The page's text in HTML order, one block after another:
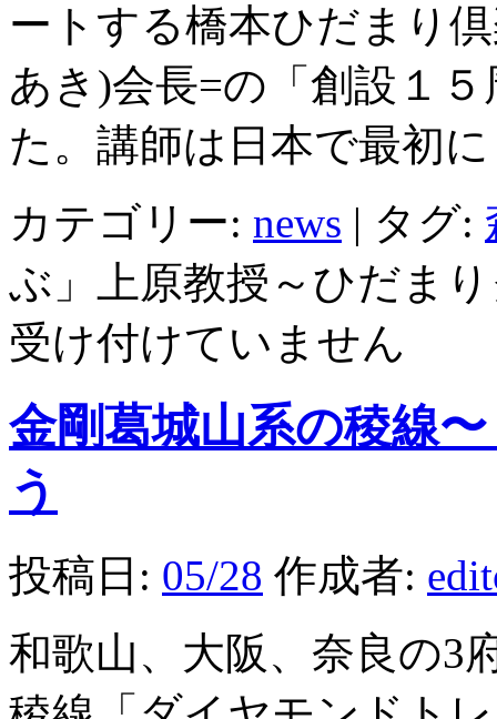
ートする橋本ひだまり
あき)会長=の「創設１
た。講師は日本で最初
カテゴリー: news | タグ:
ぶ」上原教授～ひだま
受け付けていません
金剛葛城山系の稜線
う
投稿日: 05/28 作成者:
和歌山、大阪、奈良の3